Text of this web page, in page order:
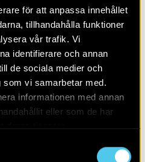
för att anpassa innehållet
tillhandahålla funktioner
vår trafik. Vi
identifierare och annan
de sociala medier och
vi samarbetar med.
informationen med annan
eller som de har
stenålder